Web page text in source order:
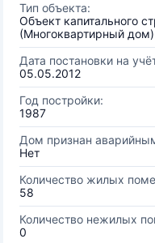
Тип объекта:
Объект капитального
(Многоквартирный дом)
Дата постановки на
05.05.2012
Год постройки:
1987
Дом признан
Нет
Количество жилых
58
Количество нежилых
0